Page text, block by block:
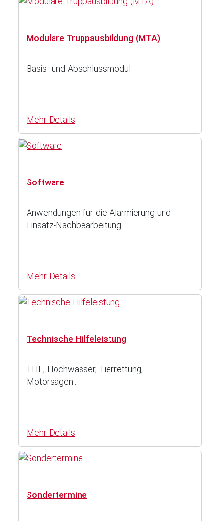
Modulare Truppausbildung (MTA)
Basis- und Abschlussmodul
Mehr Details
Software
Anwendungen für die Alarmierung und
Einsatz-Nachbearbeitung
Mehr Details
Technische Hilfeleistung
THL, Hochwasser, Tierrettung,
Motorsägen...
Mehr Details
Sondertermine